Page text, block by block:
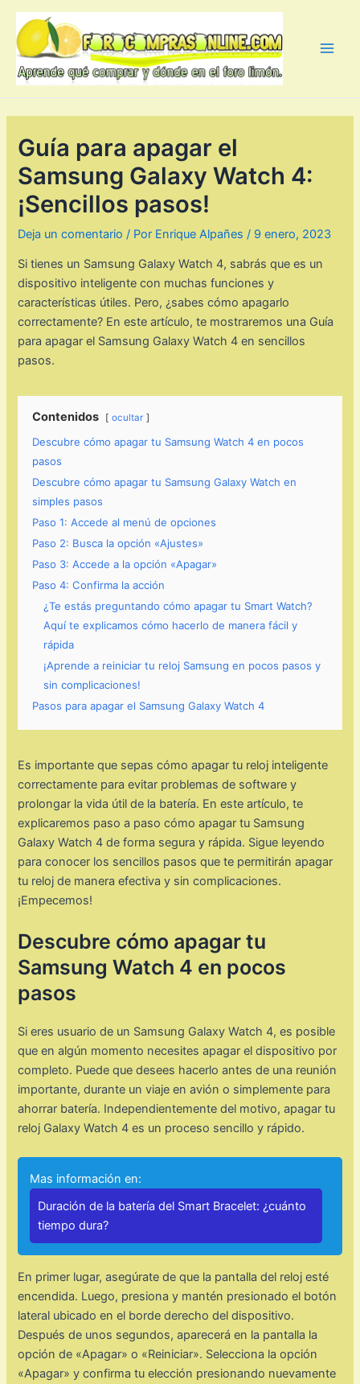
contenido
Guía para apagar el
Samsung Galaxy Watch 4:
¡Sencillos pasos!
Deja un comentario / Por Enrique Alpañes / 9 enero, 2023
Si tienes un Samsung Galaxy Watch 4, sabrás que es un
dispositivo inteligente con muchas funciones y
características útiles. Pero, ¿sabes cómo apagarlo
correctamente? En este artículo, te mostraremos una Guía
para apagar el Samsung Galaxy Watch 4 en sencillos
pasos.
Contenidos ocultar
Descubre cómo apagar tu Samsung Watch 4 en pocos
pasos
Descubre cómo apagar tu Samsung Galaxy Watch en
simples pasos
Paso 1: Accede al menú de opciones
Paso 2: Busca la opción «Ajustes»
Paso 3: Accede a la opción «Apagar»
Paso 4: Confirma la acción
¿Te estás preguntando cómo apagar tu Smart Watch?
Aquí te explicamos cómo hacerlo de manera fácil y
rápida
¡Aprende a reiniciar tu reloj Samsung en pocos pasos y
sin complicaciones!
Pasos para apagar el Samsung Galaxy Watch 4
Es importante que sepas cómo apagar tu reloj inteligente
correctamente para evitar problemas de software y
prolongar la vida útil de la batería. En este artículo, te
explicaremos paso a paso cómo apagar tu Samsung
Galaxy Watch 4 de forma segura y rápida. Sigue leyendo
para conocer los sencillos pasos que te permitirán apagar
tu reloj de manera efectiva y sin complicaciones.
¡Empecemos!
Descubre cómo apagar tu
Samsung Watch 4 en pocos
pasos
Si eres usuario de un Samsung Galaxy Watch 4, es posible
que en algún momento necesites apagar el dispositivo por
completo. Puede que desees hacerlo antes de una reunión
importante, durante un viaje en avión o simplemente para
ahorrar batería. Independientemente del motivo, apagar tu
reloj Galaxy Watch 4 es un proceso sencillo y rápido.
Mas información en:
Duración de la batería del Smart Bracelet: ¿cuánto
tiempo dura?
En primer lugar, asegúrate de que la pantalla del reloj esté
encendida. Luego, presiona y mantén presionado el botón
lateral ubicado en el borde derecho del dispositivo.
Después de unos segundos, aparecerá en la pantalla la
opción de «Apagar» o «Reiniciar». Selecciona la opción
«Apagar» y confirma tu elección presionando nuevamente